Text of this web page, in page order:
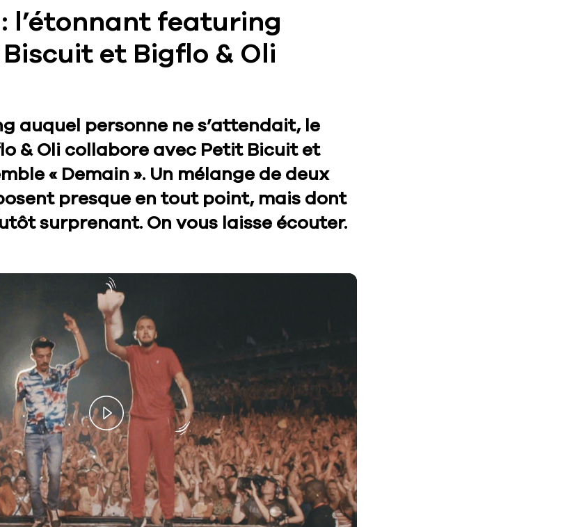
: l’étonnant featuring
et Bigflo & Oli
auquel personne ne s’attendait, le
& Oli collabore avec Petit Bicuit et
« Demain ». Un mélange de deux
presque en tout point, mais dont
surprenant. On vous laisse écouter.
Play
Video